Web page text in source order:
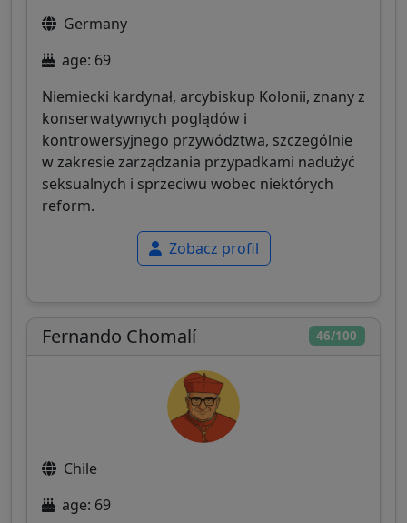
Germany
age: 69
Niemiecki kardynał, arcybiskup Kolonii, znany z
konserwatywnych poglądów i
kontrowersyjnego przywództwa, szczególnie
w zakresie zarządzania przypadkami nadużyć
seksualnych i sprzeciwu wobec niektórych
reform.
Zobacz profil
46/100
Fernando Chomalí
Chile
age: 69